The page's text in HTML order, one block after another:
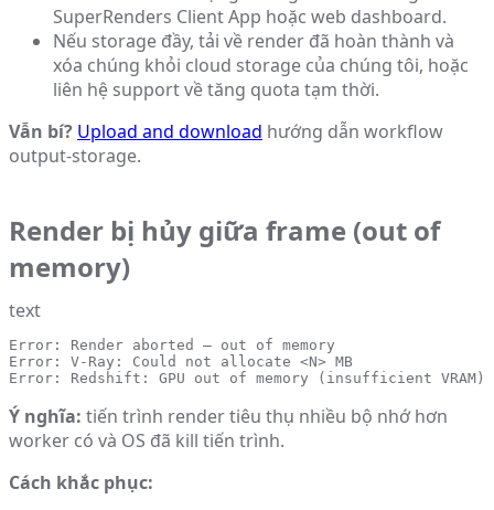
SuperRenders Client App hoặc web dashboard.
Nếu storage đầy, tải về render đã hoàn thành và
xóa chúng khỏi cloud storage của chúng tôi, hoặc
liên hệ support về tăng quota tạm thời.
Vẫn bí? Upload and download hướng dẫn workflow
output-storage.
Render bị hủy giữa frame (out of
memory)
text
Error: Render aborted — out of memory
Error: V-Ray: Could not allocate <N> MB
Error: Redshift: GPU out of memory (insufficient VRAM)
Ý nghĩa: tiến trình render tiêu thụ nhiều bộ nhớ hơn
worker có và OS đã kill tiến trình.
Cách khắc phục: